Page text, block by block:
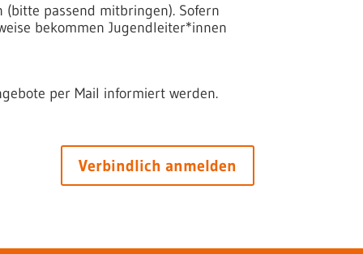
passend mitbringen). Sofern
bekommen Jugendleiter*innen
per Mail informiert werden.